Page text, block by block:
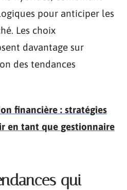
pour anticiper les
Les choix
davantage sur
des tendances
financière : stratégies
en tant que gestionnaire
qui